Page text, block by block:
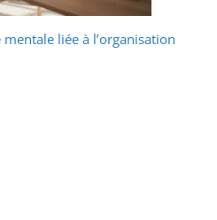
liée à l’organisation